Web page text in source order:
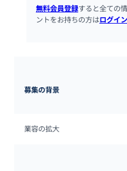
無料会員登録すると全ての
ントをお持ちの方はログイン
募集の背景
業容の拡大